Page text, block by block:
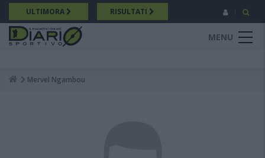
Salta
al
contenuto
principale
ULTIMORA RISULTATI
MENU
Breadcrumb
Mervel Ngambou